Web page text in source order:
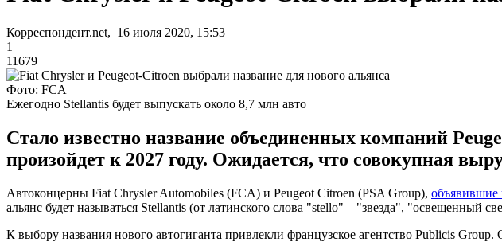
Корреспондент.net, 16 июля 2020, 15:53
1
11679
Фото: FCA
Ежегодно Stellantis будет выпускать около 8,7 млн авто
Стало известно название объединенных компаний
произойдет к 2027 году. Ожидается, что совокупная
Автоконцерны Fiat Chrysler Automobiles (FCA) и Peugeot Citroen (PSA Group), объявившие
альянс будет называться Stellantis (от латинского слова "stello" – "звезда", "освещенный
К выбору названия нового автогиганта привлекли французское агентство Publicis Group.